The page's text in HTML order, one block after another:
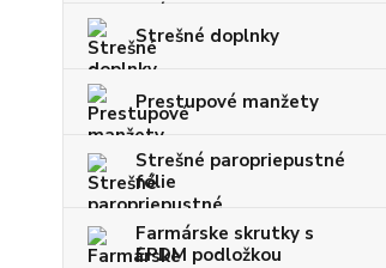
Strešné doplnky
Prestupové manžety
Strešné paropriepustné
fólie
Farmárske skrutky s
EPDM podložkou